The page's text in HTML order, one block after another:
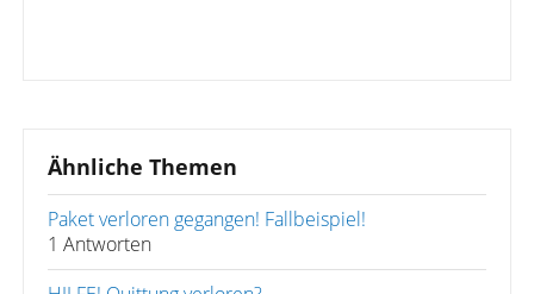
Ähnliche Themen
Paket verloren gegangen! Fallbeispiel!
1 Antworten